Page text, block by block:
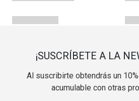
¡SUSCRÍBETE A LA
Al suscribirte obtendrás un
acumulable con otras